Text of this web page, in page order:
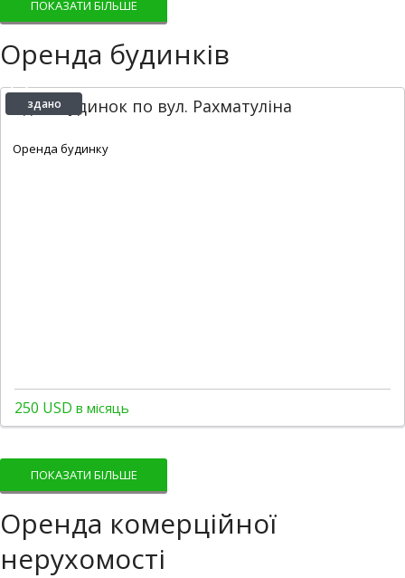
ПОКАЗАТИ БІЛЬШЕ
Оренда будинків
здано
Здам будинок по вул. Рахматуліна
Оренда будинку
250 USD в місяць
ПОКАЗАТИ БІЛЬШЕ
Оренда комерційної
нерухомості